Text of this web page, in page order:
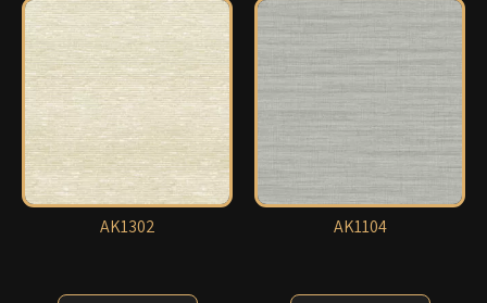
AK1104
AK1302